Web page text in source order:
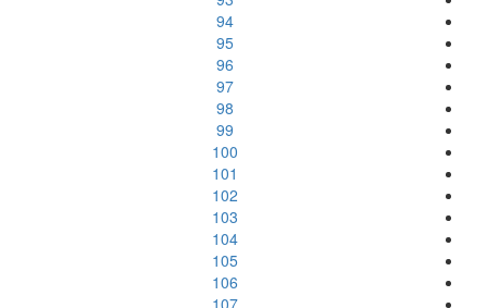
94
95
96
97
98
99
100
101
102
103
104
105
106
107